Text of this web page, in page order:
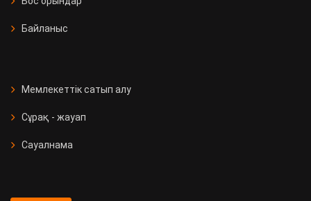
Байланыс
Мемлекеттік сатып алу
Сұрақ - жауап
Сауалнама